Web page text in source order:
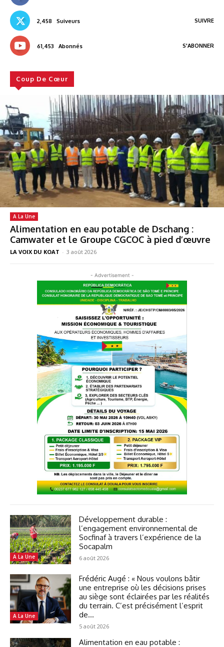
2,458 Suiveurs SUIVRE
61,453 Abonnés S'ABONNER
Coup De Cœur
A La Une
Alimentation en eau potable de Dschang :
Camwater et le Groupe CGCOC à pied d’œuvre
LA VOIX DU KOAT - 3 août 2026
- Advertisement -
A La Une
Développement durable :
l’engagement environnemental de
Socfinaf à travers l’expérience de la
Socapalm
6 août 2026
A La Une
Frédéric Augé : « Nous voulons bâtir
une entreprise où les décisions prises
au siège sont éclairées par les réalités
du terrain. C’est précisément l’esprit
de...
5 août 2026
Alimentation en eau potable :